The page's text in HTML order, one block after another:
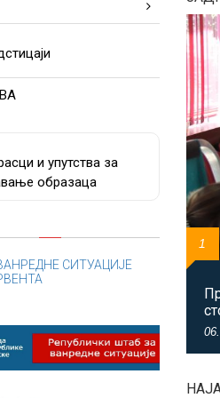
и упутства за
образаца
СИТУАЦИЈЕ
145501310312